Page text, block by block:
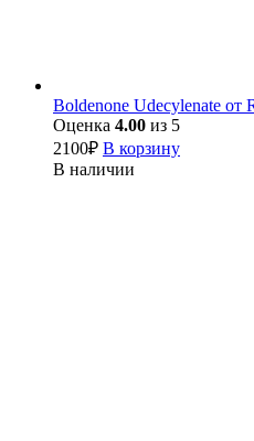
Boldenone Udecylenate от
Оценка 4.00 из 5
2100₽ В корзину
В наличии